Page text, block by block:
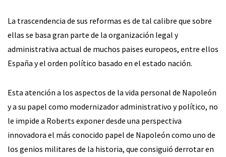
La trascendencia de sus reformas es de tal calibre que sobre
ellas se basa gran parte de la organización legal y
administrativa actual de muchos paises europeos, entre ellos
España y el orden político basado en el estado nación.
Esta atención a los aspectos de la vida personal de Napoleón
y a su papel como modernizador administrativo y político, no
le impide a Roberts exponer desde una perspectiva
innovadora el más conocido papel de Napoleón como uno de
los genios militares de la historia, que consiguió derrotar en